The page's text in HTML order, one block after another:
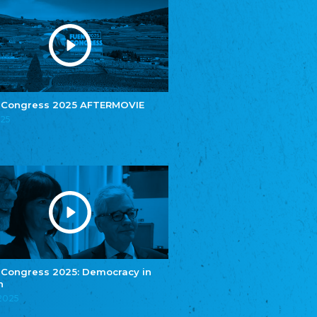
Congress 2025 AFTERMOVIE
Congress 2025: Democracy in
Youth of European Nationalities (YEN)
Youth of European Nationalities (YEN)
Zentralrat der Jenischen in Deutschland
e.V.
Central Council of Yenish in Germany
Zentralrat Deutscher Sinti und Roma
Central Council of German Sinti and Roma
Związek Polaków w Niemczech
Union of Poles in Germany
Bund Deutscher Nordschleswiger (BDN)
Federation of Germans in Northern Schleswig
Grænseforeningen
Danish Border Association
Eestimaa Rahvuste Ühendus
Estonian Union of National Minorities
Eestimaa Valgevenelaste Assotsiatsioon
Estonian Belorusian Association
Estonian German Society